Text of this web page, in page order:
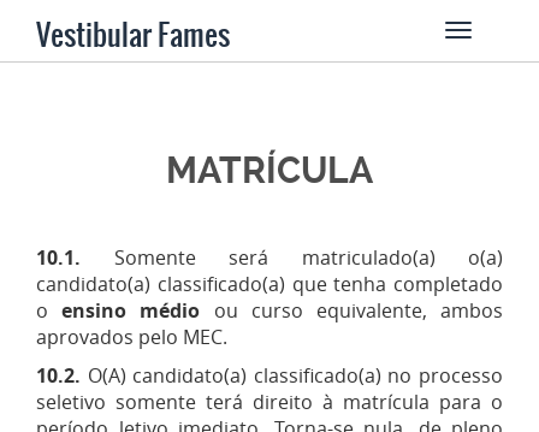
Vestibular Fames
MATRÍCULA
10.1. Somente será matriculado(a) o(a)
candidato(a) classificado(a) que tenha completado
o ensino médio ou curso equivalente, ambos
aprovados pelo MEC.
10.2. O(A) candidato(a) classificado(a) no processo
seletivo somente terá direito à matrícula para o